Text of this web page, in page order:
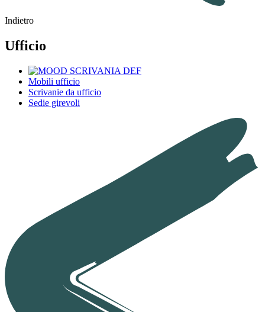
Indietro
Ufficio
Mobili ufficio
Scrivanie da ufficio
Sedie girevoli